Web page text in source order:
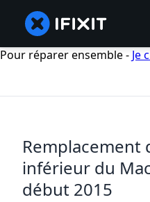
Pour réparer ensemble - Je
Remplacement
inférieur du
début 2015